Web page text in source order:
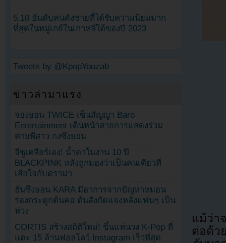
แม้ว่า
ต่อด้ว
5.10 อันดับคนดังชายที่ได้รับความนิยมมาก
ที่สุดในหมู่เกย์ในเกาหลีใต้ของปี 2023
Tweets by @KpopYouzab
ข่าวล่ามาแรง
จองยอน TWICE เซ็นสัญญา Baro
Entertainment เดินหน้าสายการแสดงร่วม
ค่ายพี่สาว กงซึงยอน
จีซูเคลียร์เอง! น้ำตาในงาน 10 ปี
BLACKPINK หลังถูกมองว่าเป็นคนเดียวที่
เสียใจกับดราม่า
ฮันซึงยอน KARA มีอาการจากปัญหาหมอน
รองกระดูกต้นคอ ต้นสังกัดแจงหลังแฟนๆ เป็น
ห่วง
CORTIS สร้างสถิติใหม่! ขึ้นแท่นวง K-Pop ที่
แตะ 15 ล้านฟอลโลว์ Instagram เร็วที่สุด